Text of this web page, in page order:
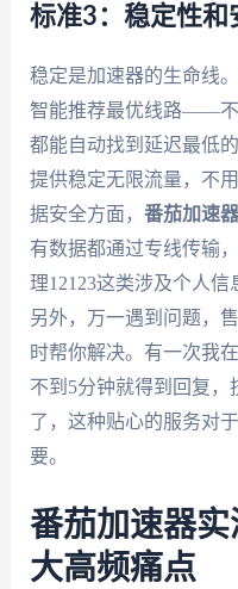
标准3：稳定性和
稳定是加速器的生命线。
智能推荐最优线路——不
都能自动找到延迟最低
提供稳定无限流量，不
据安全方面， 番茄加速器
有数据都通过专线传输
理12123这类涉及个人信
另外，万一遇到问题，
时帮你解决。有一次我
不到5分钟就得到回复
了，这种贴心的服务对
要。
番茄加速器
大高频痛点